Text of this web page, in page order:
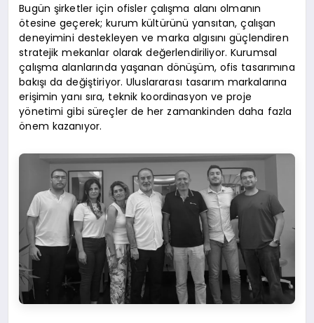
Bugün şirketler için ofisler çalışma alanı olmanın
ötesine geçerek; kurum kültürünü yansıtan, çalışan
deneyimini destekleyen ve marka algısını güçlendiren
stratejik mekanlar olarak değerlendiriliyor. Kurumsal
çalışma alanlarında yaşanan dönüşüm, ofis tasarımına
bakışı da değiştiriyor. Uluslararası tasarım markalarına
erişimin yanı sıra, teknik koordinasyon ve proje
yönetimi gibi süreçler de her zamankinden daha fazla
önem kazanıyor.